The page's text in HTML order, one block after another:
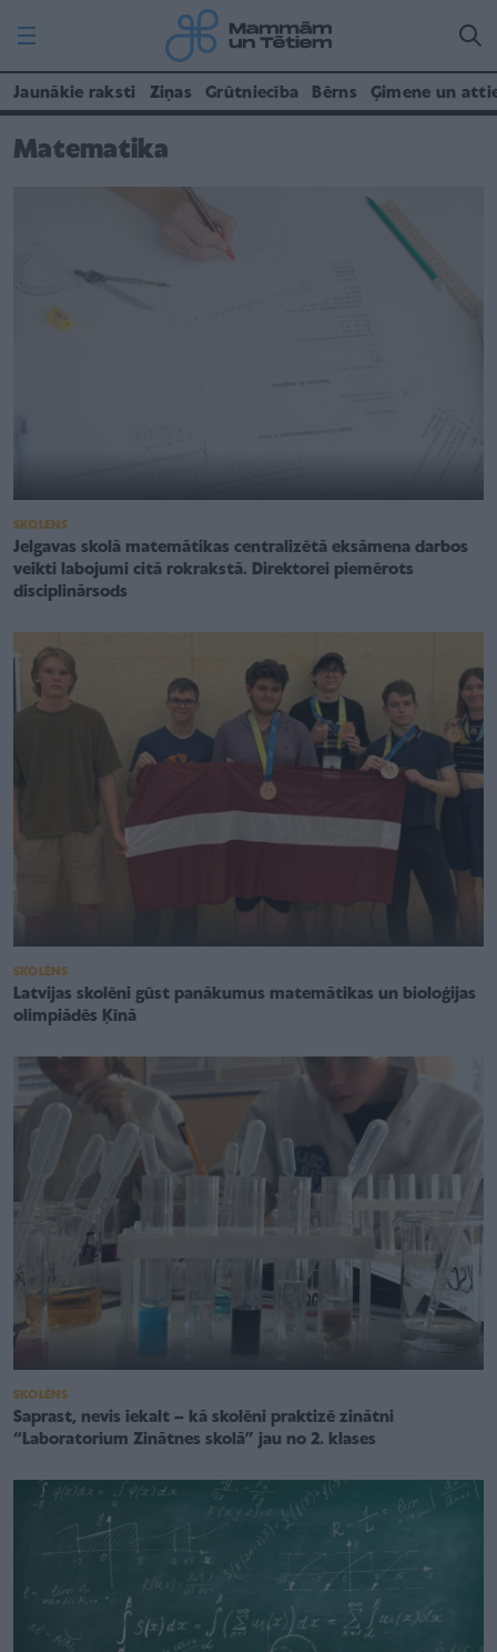
Jaunākie raksti Ziņas Grūtniecība Bērns Ģimene un
Matematika
SKOLĒNS
Jelgavas skolā matemātikas centralizētā eksāmena darbos
veikti labojumi citā rokrakstā. Direktorei piemērots
disciplinārsods
SKOLĒNS
Latvijas skolēni gūst panākumus matemātikas un bioloģijas
olimpiādēs Ķīnā
SKOLĒNS
Saprast, nevis iekalt – kā skolēni praktizē zinātni
“Laboratorium Zinātnes skolā” jau no 2. klases